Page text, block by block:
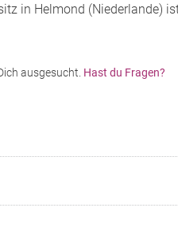
in Helmond (Niederlande)
ausgesucht. Hast du Fragen?